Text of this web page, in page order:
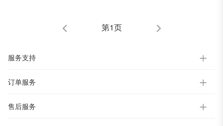
第1页
服务支持
订单服务
售后服务